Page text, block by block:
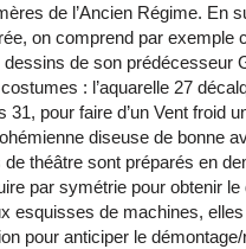
de l’Ancien Régime. En
on comprend par exemple
dessins de son prédécesseur
: l’aquarelle 27
31, pour faire d’un Vent froid
diseuse de bonne
théâtre sont préparés en
par symétrie pour obtenir le
esquisses de machines,
pour anticiper le